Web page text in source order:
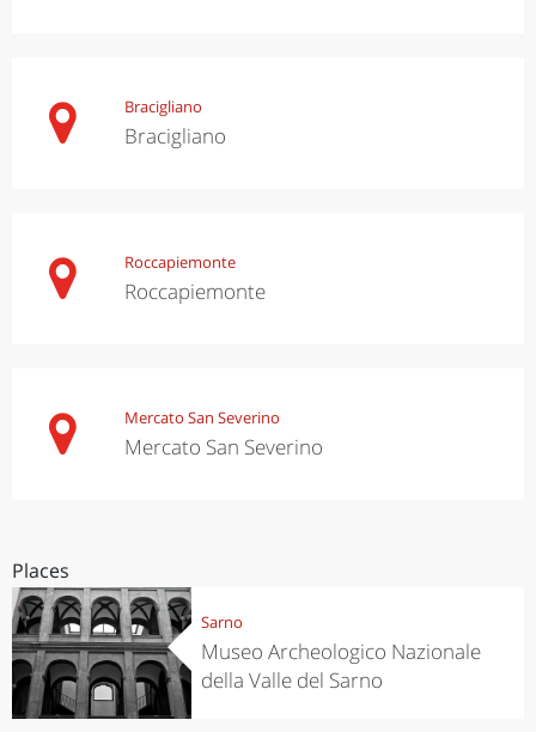
Bracigliano
Bracigliano
Roccapiemonte
Roccapiemonte
Mercato San Severino
Mercato San Severino
Places
Sarno
Museo Archeologico Nazionale
della Valle del Sarno